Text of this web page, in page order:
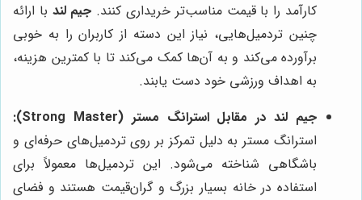
کارآمد را با قیمت مناسب‌تر خریداری کنند. جیم لند با ارائه
چنین تردمیل‌هایی، نیاز این دسته از کاربران را به خوبی
برآورده می‌کند و به آن‌ها کمک می‌کند تا با کمترین هزینه،
به اهداف ورزشی خود دست یابند.
جیم لند در مقابل استرانگ مستر (Strong Master):
استرانگ مستر به دلیل تمرکز بر روی تردمیل‌های حرفه‌ای و
باشگاهی شناخته می‌شود. این تردمیل‌ها معمولاً برای
استفاده در خانه بسیار بزرگ و گران‌قیمت هستند و فضای